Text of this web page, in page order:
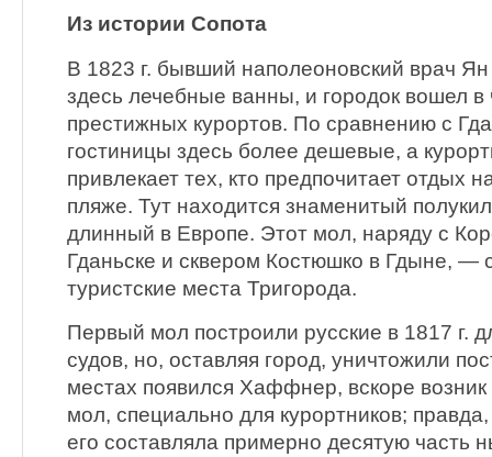
Из истории Сопота
В 1823 г. бывший наполеоновский врач
здесь лечебные ванны, и городок вошел
престижных курортов. По сравнению с
гостиницы здесь более дешевые, а
привлекает тех, кто предпочитает отдых
пляже. Тут находится знаменитый
длинный в Европе. Этот мол, наряду с
Гданьске и сквером Костюшко в Гдыне, —
туристские места Тригорода.
Первый мол построили русские в 1817 г.
судов, но, оставляя город, уничтожили
местах появился Хаффнер, вскоре
мол, специально для курортников;
его составляла примерно десятую часть